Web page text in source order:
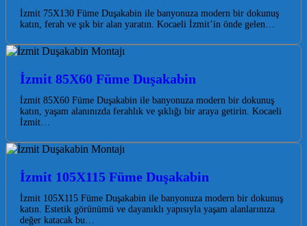
İzmit 75X130 Füme Duşakabin ile banyonuza modern bir dokunuş
katın, ferah ve şık bir alan yaratın. Kocaeli İzmit’in önde gelen…
İzmit 85X60 Füme Duşakabin
İzmit 85X60 Füme Duşakabin ile banyonuza modern bir dokunuş
katın, yaşam alanınızda ferahlık ve şıklığı bir araya getirin. Kocaeli
İzmit…
İzmit 105X115 Füme Duşakabin
İzmit 105X115 Füme Duşakabin ile banyonuza modern bir dokunuş
katın. Estetik görünümü ve dayanıklı yapısıyla yaşam alanlarınıza
değer katacak bu…